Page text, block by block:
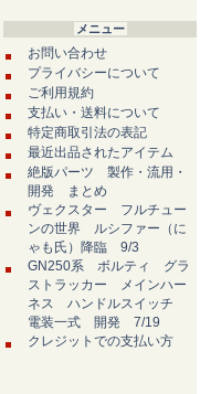
メニュー
お問い合わせ
プライバシーについて
ご利用規約
支払い・送料について
特定商取引法の表記
最近出品されたアイテム
絶版パーツ 製作・流用・
開発 まとめ
ヴェクスター フルチュー
ンの世界 ルシファー（に
ゃも氏）降臨 9/3
GN250系 ボルティ グラ
ストラッカー メインハー
ネス ハンドルスイッチ
電装一式 開発 7/19
クレジットでの支払い方